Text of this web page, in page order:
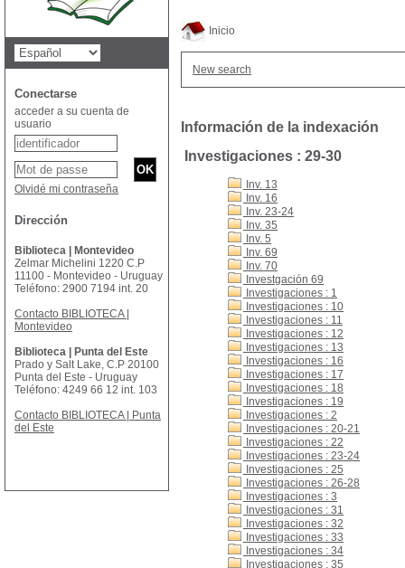
Inicio
New search
Información de la indexación
Investigaciones : 29-30
Inv. 13
Inv. 16
Inv. 23-24
Inv. 35
Inv. 5
Inv. 69
Inv. 70
Investgación 69
Investigaciones : 1
Investigaciones : 10
Investigaciones : 11
Investigaciones : 12
Investigaciones : 13
Investigaciones : 16
Investigaciones : 17
Investigaciones : 18
Investigaciones : 19
Investigaciones : 2
Investigaciones : 20-21
Investigaciones : 22
Investigaciones : 23-24
Investigaciones : 25
Investigaciones : 26-28
Investigaciones : 3
Investigaciones : 31
Investigaciones : 32
Investigaciones : 33
Investigaciones : 34
Investigaciones : 35
Conectarse
acceder a su cuenta de
usuario
Olvidé mi contraseña
Dirección
Biblioteca | Montevideo
Zelmar Michelini 1220 C.P
11100 - Montevideo - Uruguay
Teléfono: 2900 7194 int. 20
Contacto BIBLIOTECA |
Montevideo
Biblioteca | Punta del Este
Prado y Salt Lake, C.P 20100
Punta del Este - Uruguay
Teléfono: 4249 66 12 int. 103
Contacto BIBLIOTECA | Punta
del Este